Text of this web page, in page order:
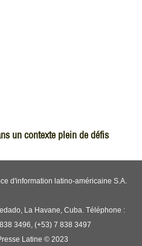
un contexte plein de défis
d'information latino-américaine S.A.
La Havane, Cuba. Téléphone :
3496, (+53) 7 838 3497
Latine © 2023